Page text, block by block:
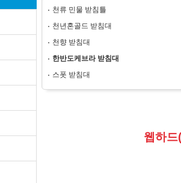
조직도
필드테스터
자료실
민물루어대
천류 민물 받침틀
천년혼골드 받침대
천향 받침대
한반도케브라 받침대
스폿 받침대
웹하